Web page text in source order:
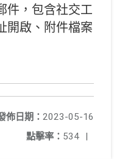
件，包含社交工
開啟、附件檔案
佈日期： 2023-05-16
點擊率： 534 |